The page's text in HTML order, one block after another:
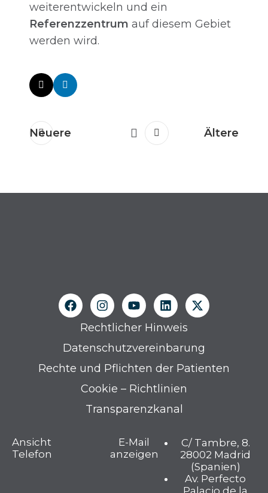
weiterentwickeln und ein
Referenzzentrum auf diesem Gebiet
werden wird.
Neuere Ältere
Rechtlicher Hinweis
Datenschutzvereinbarung
Rechte und Pflichten der Patienten
Cookie – Richtlinien
Transparenzkanal
Ansicht
Telefon
E-Mail
anzeigen
C/ Tambre, 8.
28002 Madrid
(Spanien)
Av. Perfecto